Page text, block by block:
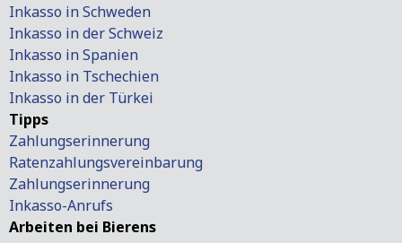
Inkasso in Schweden
Inkasso in der Schweiz
Inkasso in Spanien
Inkasso in Tschechien
Inkasso in der Türkei
Tipps
Zahlungserinnerung
Ratenzahlungsvereinbarung
Zahlungserinnerung
Inkasso-Anrufs
Arbeiten bei Bierens